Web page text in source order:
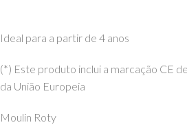
Ideal para a partir de 4 anos
(*) Este produto inclui a marcação CE
da União Europeia
Moulin Roty